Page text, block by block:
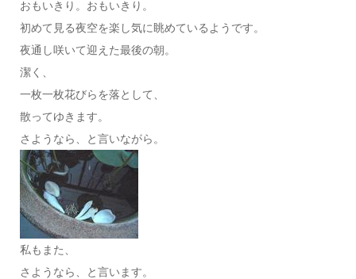
おもいきり。おもいきり。
初めて見る夜空を楽し気に眺めているようです。
夜通し咲いて迎えた最後の朝。
潔く、
一枚一枚花びらを落として、
散ってゆきます。
さようなら、と言いながら。
私もまた、
さようなら、と言います。